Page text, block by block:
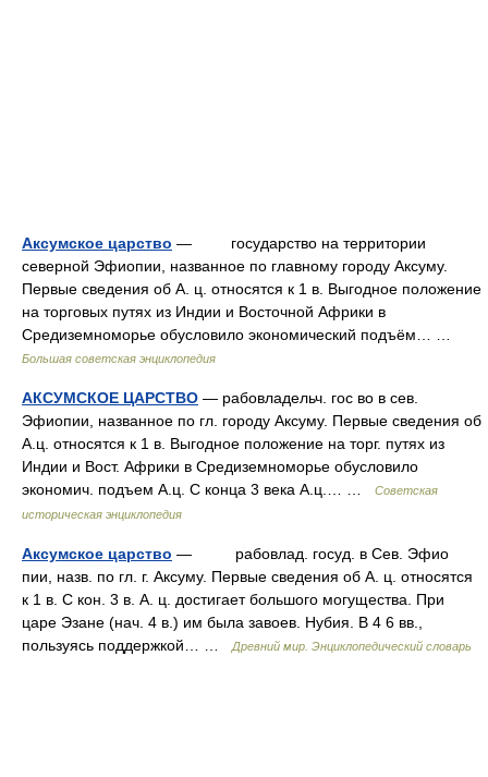
Аксумское царство — государство на территории
северной Эфиопии, названное по главному городу Аксуму.
Первые сведения об А. ц. относятся к 1 в. Выгодное положение
на торговых путях из Индии и Восточной Африки в
Средиземноморье обусловило экономический подъём… …
Большая советская энциклопедия
АКСУМСКОЕ ЦАРСТВО — рабовладельч. гос во в сев.
Эфиопии, названное по гл. городу Аксуму. Первые сведения об
А.ц. относятся к 1 в. Выгодное положение на торг. путях из
Индии и Вост. Африки в Средиземноморье обусловило
экономич. подъем А.ц. С конца 3 века А.ц.… …
Советская
историческая энциклопедия
Аксумское царство — рабовлад. госуд. в Сев. Эфио
пии, назв. по гл. г. Аксуму. Первые сведения об А. ц. относятся
к 1 в. С кон. 3 в. А. ц. достигает большого могущества. При
царе Эзане (нач. 4 в.) им была завоев. Нубия. В 4 6 вв.,
пользуясь поддержкой… …Древний мир. Энциклопедический словарь